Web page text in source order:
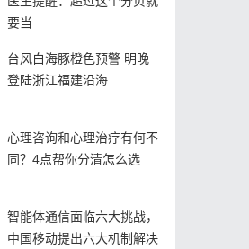
要当
台风白海豚橙色预警 明晚
登陆浙江福建沿海
心理咨询和心理治疗有何不
同？4点帮你分清怎么选
智能体通信面临六大挑战，
中国移动提出六大机制解决